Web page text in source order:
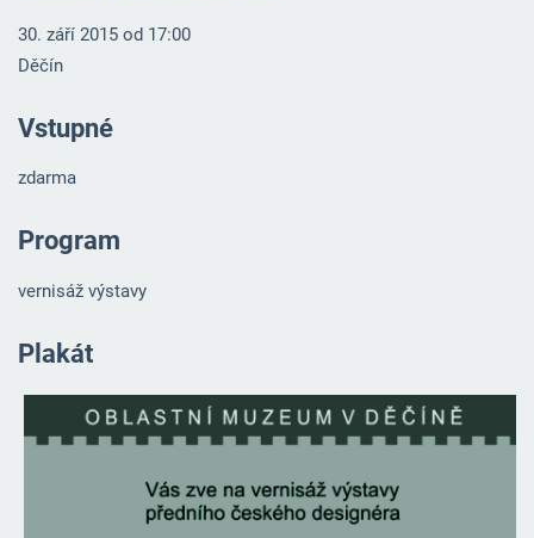
30. září 2015 od 17:00
Děčín
Vstupné
zdarma
Program
vernisáž výstavy
Plakát